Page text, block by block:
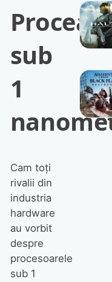
sub
1
Cam toți
rivalii din
industria
hardware
au vorbit
despre
procesoarele
sub 1